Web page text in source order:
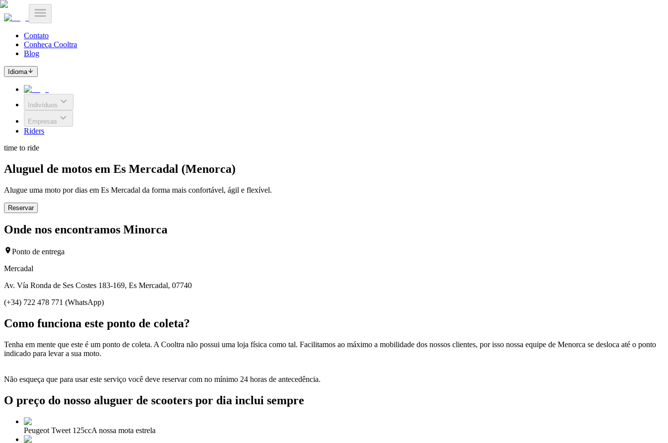
Contato
Conheça Cooltra
Blog
Idioma
Indivíduos
Empresas
Riders
time to ride
Aluguel de motos em Es Mercadal (Menorca)
Alugue uma moto por dias em Es Mercadal da forma mais confortável, ágil e flexível.
Reservar
Onde nos encontramos Minorca
Ponto de entrega
Mercadal
Av. Vía Ronda de Ses Costes 183-169, Es Mercadal, 07740
(+34) 722 478 771 (WhatsApp)
Como funciona este ponto de coleta?
Tenha em mente que este é um ponto de coleta. A Cooltra não possui uma loja física como tal. Facilitamos ao máximo a mobilidade dos nossos clientes, por isso nossa equipe de Menorca se desloca até o ponto
indicado para levar a sua moto.
Não esqueça que para usar este serviço você deve reservar com no mínimo 24 horas de antecedência.
O preço do nosso aluguer de scooters por dia inclui sempre
Peugeot Tweet 125ccA nossa mota estrela